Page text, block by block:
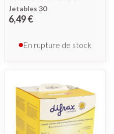
Jetables 30
6,49 €
En rupture de stock